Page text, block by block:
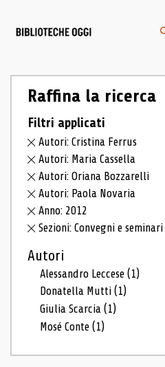
Raffina la ricerca
Filtri applicati
Autori: Cristina Ferrus
Autori: Maria Cassella
Autori: Oriana Bozzarelli
Autori: Paola Novaria
Anno: 2012
Sezioni: Convegni e seminari
Autori
Alessandro Leccese(1)
Donatella Mutti(1)
Giulia Scarcia(1)
Mosé Conte(1)